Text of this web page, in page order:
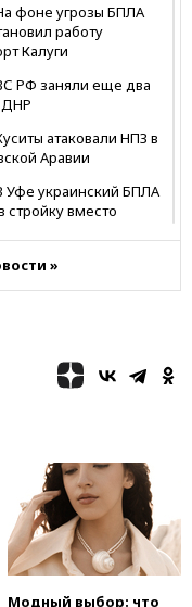
фоне угрозы БПЛА
работу
Калуги
РФ заняли еще два
ДНР
атаковали НПЗ в
Аравии
Уфе украинский БПЛА
стройку вместо
осталась без
ВС РФ ударили по
Премьер Японии снова
чья атомная
Нагасаки
Два ребенка ранены в
БПЛА на Белгород
»
Модный выбор: что